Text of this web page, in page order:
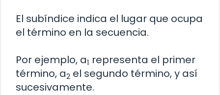
El subíndice indica el lugar que ocupa
el término en la secuencia.
Por ejemplo, a1 representa el primer
término, a2 el segundo término, y así
sucesivamente.